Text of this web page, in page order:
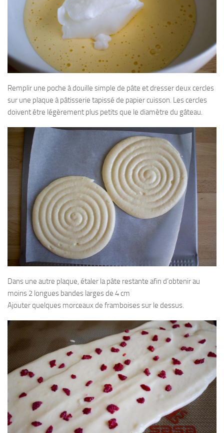
Remplir une poche à douille simple de pâte et dresser deux cercles
sur une plaque à pâtisserie tapissé de papier cuisson. Les cercles
doivent être légèrement plus petits que le diamètre du gâteau.
Dans une autre plaque, étaler la pâte restante afin d’obtenir au
moins 2 longues bandes larges de 4 cm
Ajouter quelques morceaux de framboises sur le dessus.